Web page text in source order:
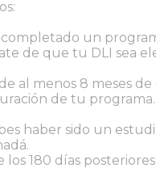
completado un
de que tu DLI sea
al menos 8 meses
de tu
haber sido un
los 180 días